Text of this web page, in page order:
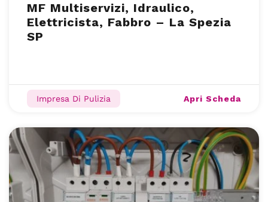
MF Multiservizi, Idraulico,
Elettricista, Fabbro – La Spezia
SP
Impresa Di Pulizia Apri Scheda